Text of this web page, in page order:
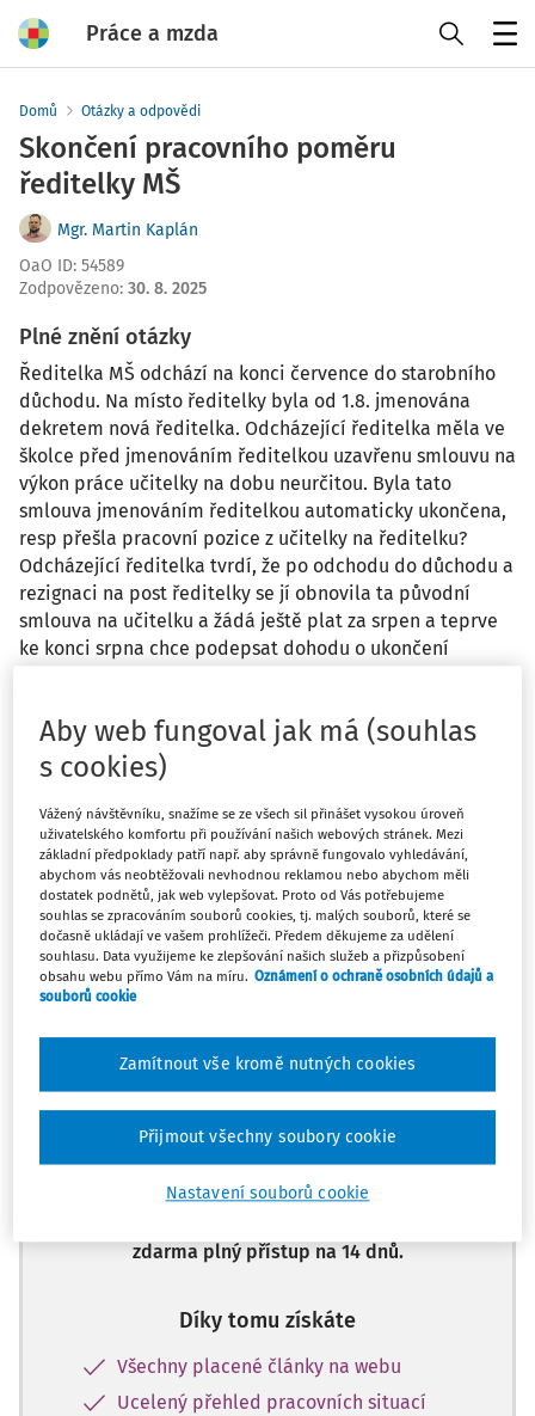
Práce a mzda
Domů Otázky a odpovědi
Skončení pracovního poměru
ředitelky MŠ
Mgr. Martin Kaplán
OaO ID: 54589
Zodpovězeno: 30. 8. 2025
Plné znění otázky
Ředitelka MŠ odchází na konci července do starobního
důchodu. Na místo ředitelky byla od 1.8. jmenována
dekretem nová ředitelka. Odcházející ředitelka měla ve
školce před jmenováním ředitelkou uzavřenu smlouvu na
výkon práce učitelky na dobu neurčitou. Byla tato
smlouva jmenováním ředitelkou automaticky ukončena,
resp přešla pracovní pozice z učitelky na ředitelku?
Odcházející ředitelka tvrdí, že po odchodu do důchodu a
rezignaci na post ředitelky se jí obnovila ta původní
smlouva na učitelku a žádá ještě plat za srpen a teprve
ke konci srpna chce podepsat dohodu o ukončení
nemá ani volný úvazek na návrat bývalé ředitelky na
učitelskou pozici. Dle našeho názoru odchodem do
důchodu a rezignací na post ředitelky veškeré pracovní
poměry zanikají.
Odpověď
Máte předplatné? Přihlaste se
Zatím jste si přečetli jen začátek…
zdarma plný přístup na 14 dnů.
Díky tomu získáte
Všechny placené články na webu
Ucelený přehled pracovních situací
Aby web fungoval jak má (souhlas
s cookies)
Vážený návštěvníku, snažíme se ze všech sil přinášet vysokou úroveň
uživatelského komfortu při používání našich webových stránek. Mezi
základní předpoklady patří např. aby správně fungovalo vyhledávání,
abychom vás neobtěžovali nevhodnou reklamou nebo abychom měli
dostatek podnětů, jak web vylepšovat. Proto od Vás potřebujeme
souhlas se zpracováním souborů cookies, tj. malých souborů, které se
dočasně ukládají ve vašem prohlížeči. Předem děkujeme za udělení
souhlasu. Data využijeme ke zlepšování našich služeb a přizpůsobení
obsahu webu přímo Vám na míru. Oznámení o ochraně osobních údajů a
souborů cookie
Nastavení souborů cookie
Zamítnout vše kromě nutných cookies
Přijmout všechny soubory cookie